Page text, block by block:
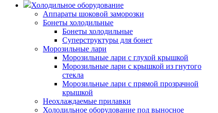
Холодильное оборудование
Аппараты шоковой заморозки
Бонеты холодильные
Бонеты холодильные
Суперструктуры для бонет
Морозильные лари
Морозильные лари с глухой крышкой
Морозильные лари с крышкой из гнутого
стекла
Морозильные лари с прямой прозрачной
крышкой
Неохлаждаемые прилавки
Холодильное оборудование под выносное